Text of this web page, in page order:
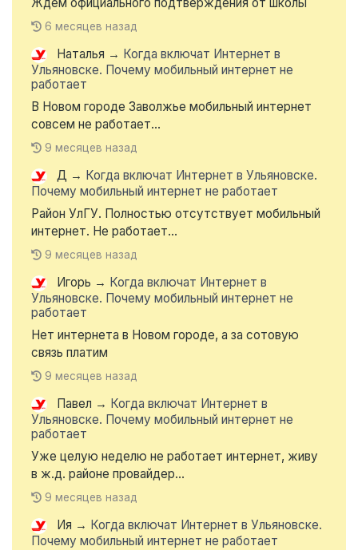
6 месяцев назад
Наталья → Когда включат Интернет в
Ульяновске. Почему мобильный интернет не
работает
В Новом городе Заволжье мобильный интернет
совсем не работает...
9 месяцев назад
Д → Когда включат Интернет в Ульяновске.
Почему мобильный интернет не работает
Район УлГУ. Полностью отсутствует мобильный
интернет. Не работает...
9 месяцев назад
Игорь → Когда включат Интернет в
Ульяновске. Почему мобильный интернет не
работает
Нет интернета в Новом городе, а за сотовую
связь платим
9 месяцев назад
Павел → Когда включат Интернет в
Ульяновске. Почему мобильный интернет не
работает
Уже целую неделю не работает интернет, живу
в ж.д. районе провайдер...
9 месяцев назад
Ия → Когда включат Интернет в Ульяновске.
Почему мобильный интернет не работает